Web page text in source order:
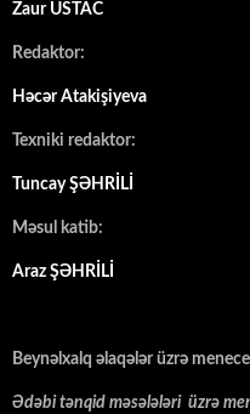
Zaur USTAC
Redaktor:
Həcər Atakişiyeva
Texniki redaktor:
Tuncay ŞƏHRİLİ
Məsul katib:
Araz ŞƏHRİLİ
Beynəlxalq əlaqələr üzrə
Ədəbi tənqid məsələləri üzrə